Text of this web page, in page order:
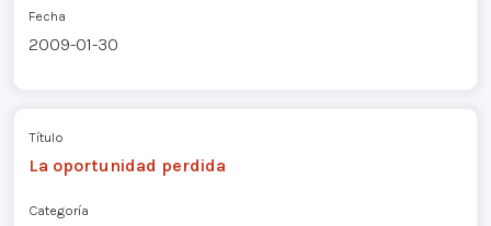
Fecha
2009-01-30
Título
La oportunidad perdida
Categoría